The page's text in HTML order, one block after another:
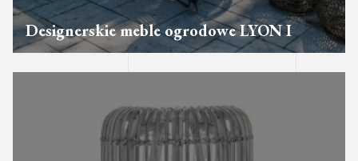
Designerskie meble ogrodowe LYON I